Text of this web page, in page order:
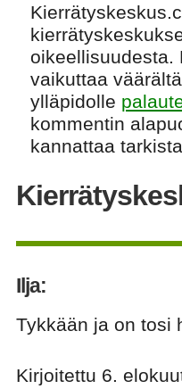
oikeellisuudesta.
vaikuttaa
ylläpidolle
kommentin
kannattaa
Ilja:
Tykkään ja on tosi
Kirjoitettu 6.